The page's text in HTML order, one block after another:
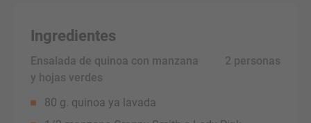
Ingredientes
Ensalada de quinoa con manzana
y hojas verdes
2 personas
80 g. quinoa ya lavada